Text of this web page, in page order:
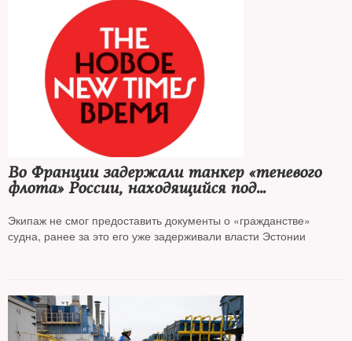
Во Франции задержали танкер «теневого
флота» России, находящийся под
Экипаж не смог предоставить документы о «гражданстве»
судна, ранее за это его уже задерживали власти Эстонии